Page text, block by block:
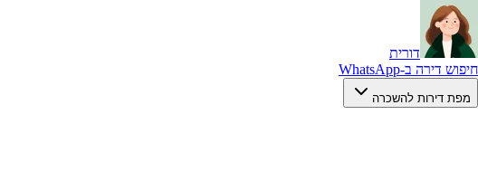
דורית
חיפוש דירה ב-WhatsApp
מפת דירות להשכרה